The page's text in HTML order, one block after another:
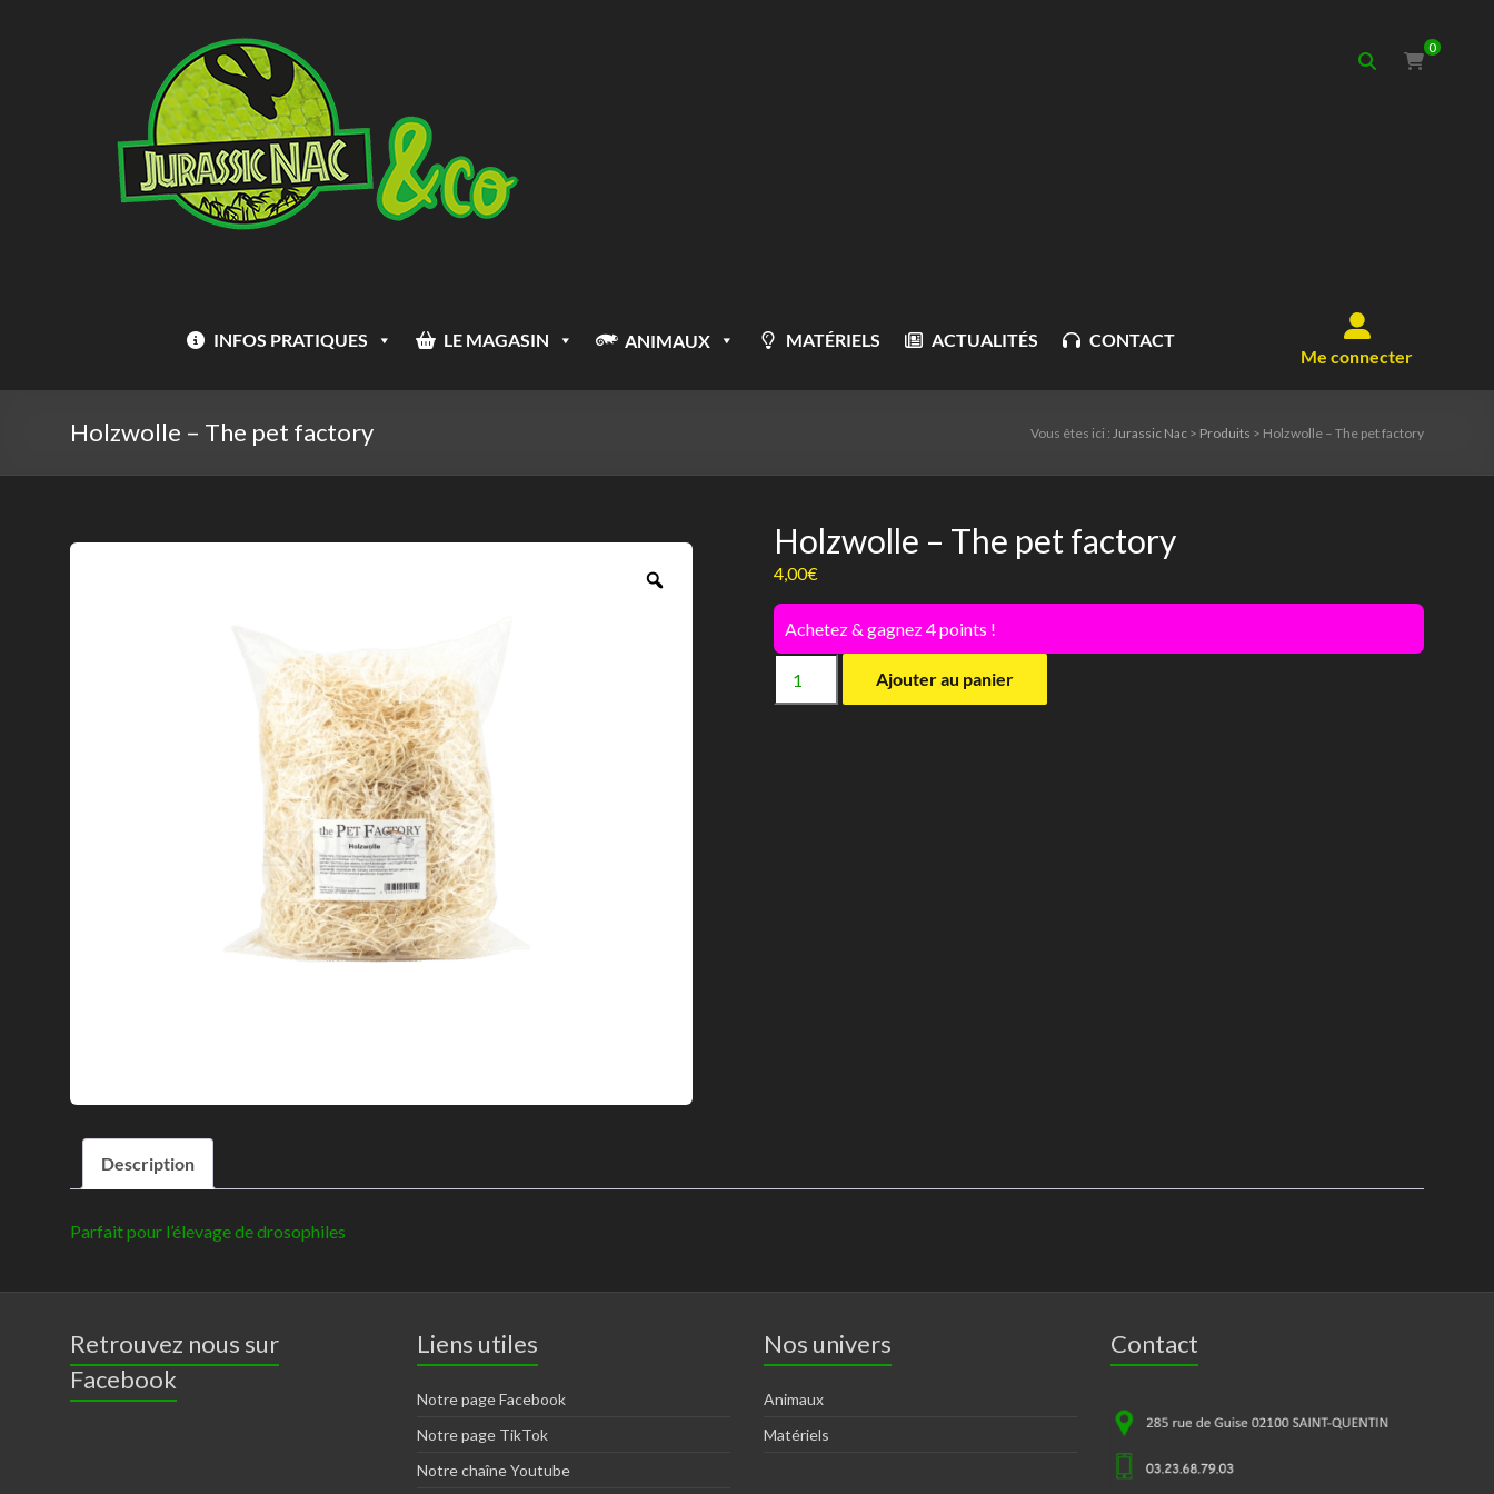
Jurassic
0
Me connecter
INFOS PRATIQUES LE MAGASIN ANIMAUX MATÉRIELS ACTUALITÉS CONTACT
Holzwolle – The pet factory Vous êtes ici : Jurassic Nac > Produits > Holzwolle – The pet factory
Holzwolle – The pet factory
4,00€
Achetez & gagnez 4 points !
Ajouter au panier
Description
Parfait pour l’élevage de drosophiles
Retrouvez nous sur
Facebook
Liens utiles
Notre page Facebook
Notre page TikTok
Notre chaîne Youtube
Nos univers
Animaux
Matériels
Contact